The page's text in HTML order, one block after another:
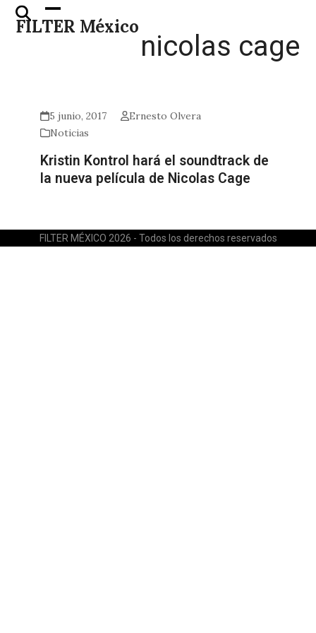
Skip
FILTER México
Open
mobile
Close
mobile
nicolas cage
5 junio, 2017
Ernesto Olvera
Noticias
Kristin Kontrol hará el soundtrack de
la nueva película de Nicolas Cage
FILTER MÉXICO 2026 - Todos los derechos reservados